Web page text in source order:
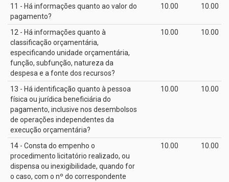
11 - Há informações quanto ao valor do
pagamento?
10.00 10.00
12 - Há informações quanto à
classificação orçamentária,
especificando unidade orçamentária,
função, subfunção, natureza da
despesa e a fonte dos recursos?
10.00 10.00
13 - Há identificação quanto à pessoa
física ou jurídica beneficiária do
pagamento, inclusive nos desembolsos
de operações independentes da
execução orçamentária?
10.00 10.00
14 - Consta do empenho o
procedimento licitatório realizado, ou
dispensa ou inexigibilidade, quando for
o caso, com o nº do correspondente
10.00 10.00